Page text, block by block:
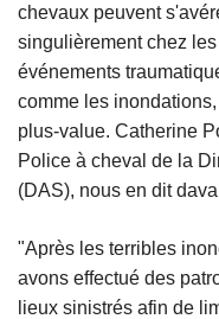
chevaux peuvent
singulièrement chez
événements
comme les
plus-value. Catherine
Police à cheval de la
(DAS), nous en dit
"Après les terribles
avons effectué des
lieux sinistrés afin de